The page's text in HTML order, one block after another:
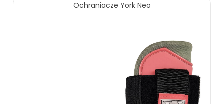
Ochraniacze York Neo